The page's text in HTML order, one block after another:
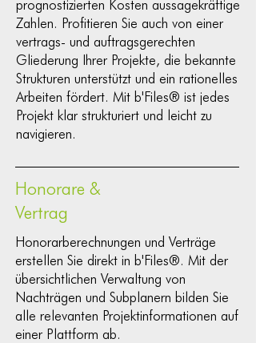
prognostizierten Kosten aussagekräftige
Zahlen. Profitieren Sie auch von einer
vertrags- und auftragsgerechten
Gliederung Ihrer Projekte, die bekannte
Strukturen unterstützt und ein rationelles
Arbeiten fördert. Mit b'Files® ist jedes
Projekt klar strukturiert und leicht zu
navigieren.
Honorare &
Vertrag
Honorarberechnungen und Verträge
erstellen Sie direkt in b'Files®. Mit der
übersichtlichen Verwaltung von
Nachträgen und Subplanern bilden Sie
alle relevanten Projektinformationen auf
einer Plattform ab.